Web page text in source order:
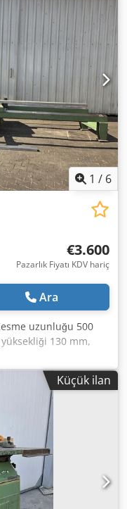
1 / 6
€3.600
Pazarlık Fiyatı KDV hariç
Ara
uzunluğu 500
130 mm,
ayrılması.
Küçük ilan